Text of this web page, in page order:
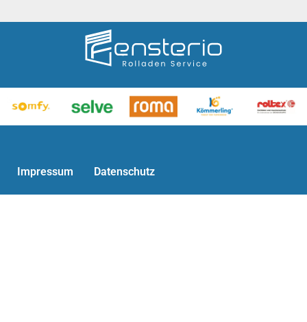
Impressum Datenschutz